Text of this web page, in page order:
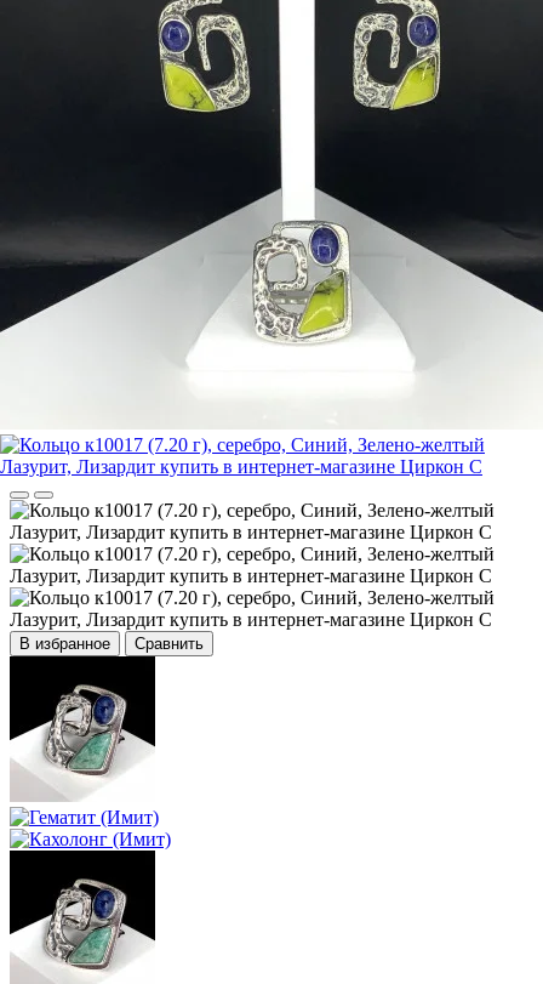
В избранное Сравнить